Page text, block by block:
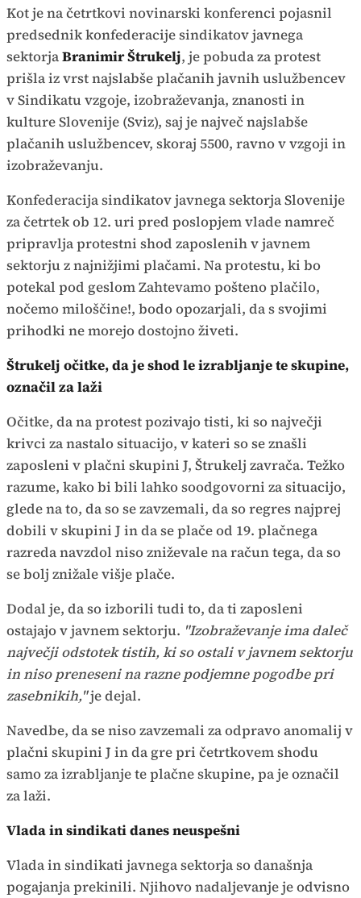
Kot je na četrtkovi novinarski konferenci pojasnil
predsednik konfederacije sindikatov javnega
sektorjaBranimir Štrukelj, je pobuda za protest
prišla iz vrst najslabše plačanih javnih uslužbencev
v Sindikatu vzgoje, izobraževanja, znanosti in
kulture Slovenije (Sviz), saj je največ najslabše
plačanih uslužbencev, skoraj 5500, ravno v vzgoji in
izobraževanju.
Konfederacija sindikatov javnega sektorja Slovenije
za četrtek ob 12. uri pred poslopjem vlade namreč
pripravlja protestni shod zaposlenih v javnem
sektorju z najnižjimi plačami. Na protestu, ki bo
potekal pod geslom Zahtevamo pošteno plačilo,
nočemo miloščine!, bodo opozarjali, da s svojimi
prihodki ne morejo dostojno živeti.
Štrukelj očitke, da je shod le izrabljanje te skupine,
označil za laži
Očitke, da na protest pozivajo tisti, ki so največji
krivci za nastalo situacijo, v kateri so se znašli
zaposleni v plačni skupini J, Štrukelj zavrača. Težko
razume, kako bi bili lahko soodgovorni za situacijo,
glede na to, da so se zavzemali, da so regres najprej
dobili v skupini J in da se plače od 19. plačnega
razreda navzdol niso zniževale na račun tega, da so
se bolj znižale višje plače.
Dodal je, da so izborili tudi to, da ti zaposleni
ostajajo v javnem sektorju. "Izobraževanje ima daleč
največji odstotek tistih, ki so ostali v javnem sektorju
in niso preneseni na razne podjemne pogodbe pri
zasebnikih,"je dejal.
Navedbe, da se niso zavzemali za odpravo anomalij v
plačni skupini J in da gre pri četrtkovem shodu
samo za izrabljanje te plačne skupine, pa je označil
za laži.
Vlada in sindikati danes neuspešni
Vlada in sindikati javnega sektorja so današnja
pogajanja prekinili. Njihovo nadaljevanje je odvisno